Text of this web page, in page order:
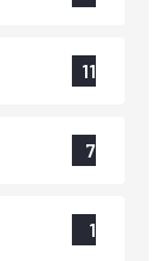
11
7
1